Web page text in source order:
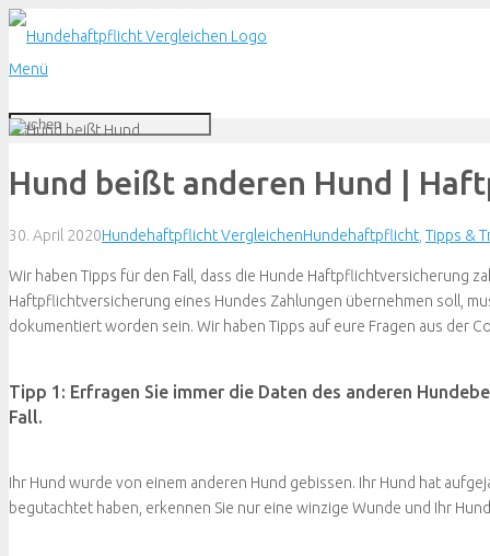
Menü
Hund beißt anderen Hund |
30. April 2020Hundehaftpflicht VergleichenHundehaftpflicht Tipps &
Wir haben Tipps für den Fall, dass die Hunde Haftpflichtversicherung
Haftpflichtversicherung eines Hundes Zahlungen übernehmen soll,
dokumentiert worden sein. Wir haben Tipps auf eure Fragen aus der
Tipp 1: Erfragen Sie immer die Daten des anderen
Fall.
Ihr Hund wurde von einem anderen Hund gebissen. Ihr Hund hat
begutachtet haben, erkennen Sie nur eine winzige Wunde und Ihr